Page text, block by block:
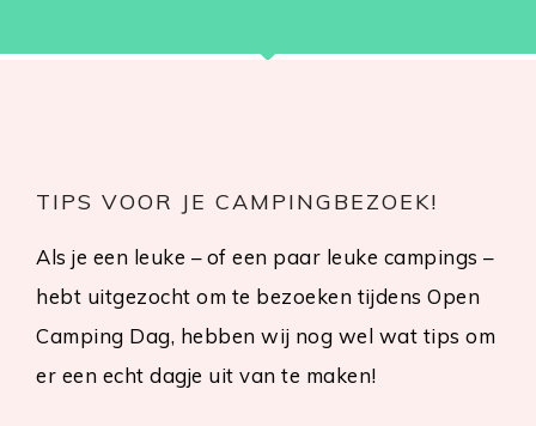
TIPS VOOR JE CAMPINGBEZOEK!
Als je een leuke – of een paar leuke campings –
hebt uitgezocht om te bezoeken tijdens Open
Camping Dag, hebben wij nog wel wat tips om
er een echt dagje uit van te maken!